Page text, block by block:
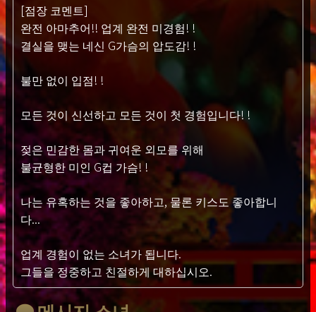
[점장 코멘트]
완전 아마추어!! 업계 완전 미경험! !
결실을 맺는 네신 G가슴의 압도감! !
불만 없이 입점! !
모든 것이 신선하고 모든 것이 첫 경험입니다! !
젖은 민감한 몸과 귀여운 외모를 위해
불균형한 미인 G컵 가슴! !
나는 유혹하는 것을 좋아하고, 물론 키스도 좋아합니
다...
업계 경험이 없는 소녀가 됩니다.
그들을 정중하고 친절하게 대하십시오.